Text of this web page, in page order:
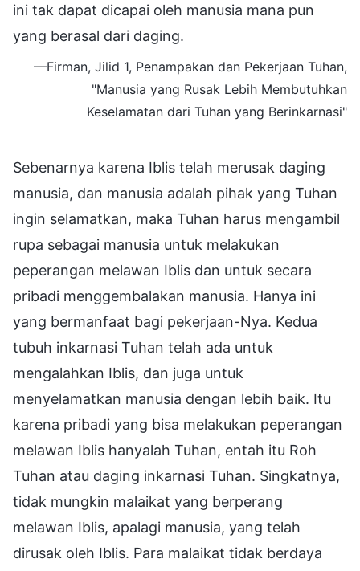
ini tak dapat dicapai oleh manusia mana pun
yang berasal dari daging.
—Firman, Jilid 1, Penampakan dan Pekerjaan Tuhan,
"Manusia yang Rusak Lebih Membutuhkan
Keselamatan dari Tuhan yang Berinkarnasi"
Sebenarnya karena Iblis telah merusak daging
manusia, dan manusia adalah pihak yang Tuhan
ingin selamatkan, maka Tuhan harus mengambil
rupa sebagai manusia untuk melakukan
peperangan melawan Iblis dan untuk secara
pribadi menggembalakan manusia. Hanya ini
yang bermanfaat bagi pekerjaan-Nya. Kedua
tubuh inkarnasi Tuhan telah ada untuk
mengalahkan Iblis, dan juga untuk
menyelamatkan manusia dengan lebih baik. Itu
karena pribadi yang bisa melakukan peperangan
melawan Iblis hanyalah Tuhan, entah itu Roh
Tuhan atau daging inkarnasi Tuhan. Singkatnya,
tidak mungkin malaikat yang berperang
melawan Iblis, apalagi manusia, yang telah
dirusak oleh Iblis. Para malaikat tidak berdaya